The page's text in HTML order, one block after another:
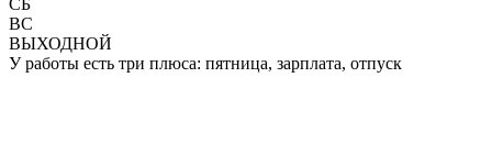
СБ
ВС
ВЫХОДНОЙ
У работы есть три плюса: пятница, зарплата, отпуск